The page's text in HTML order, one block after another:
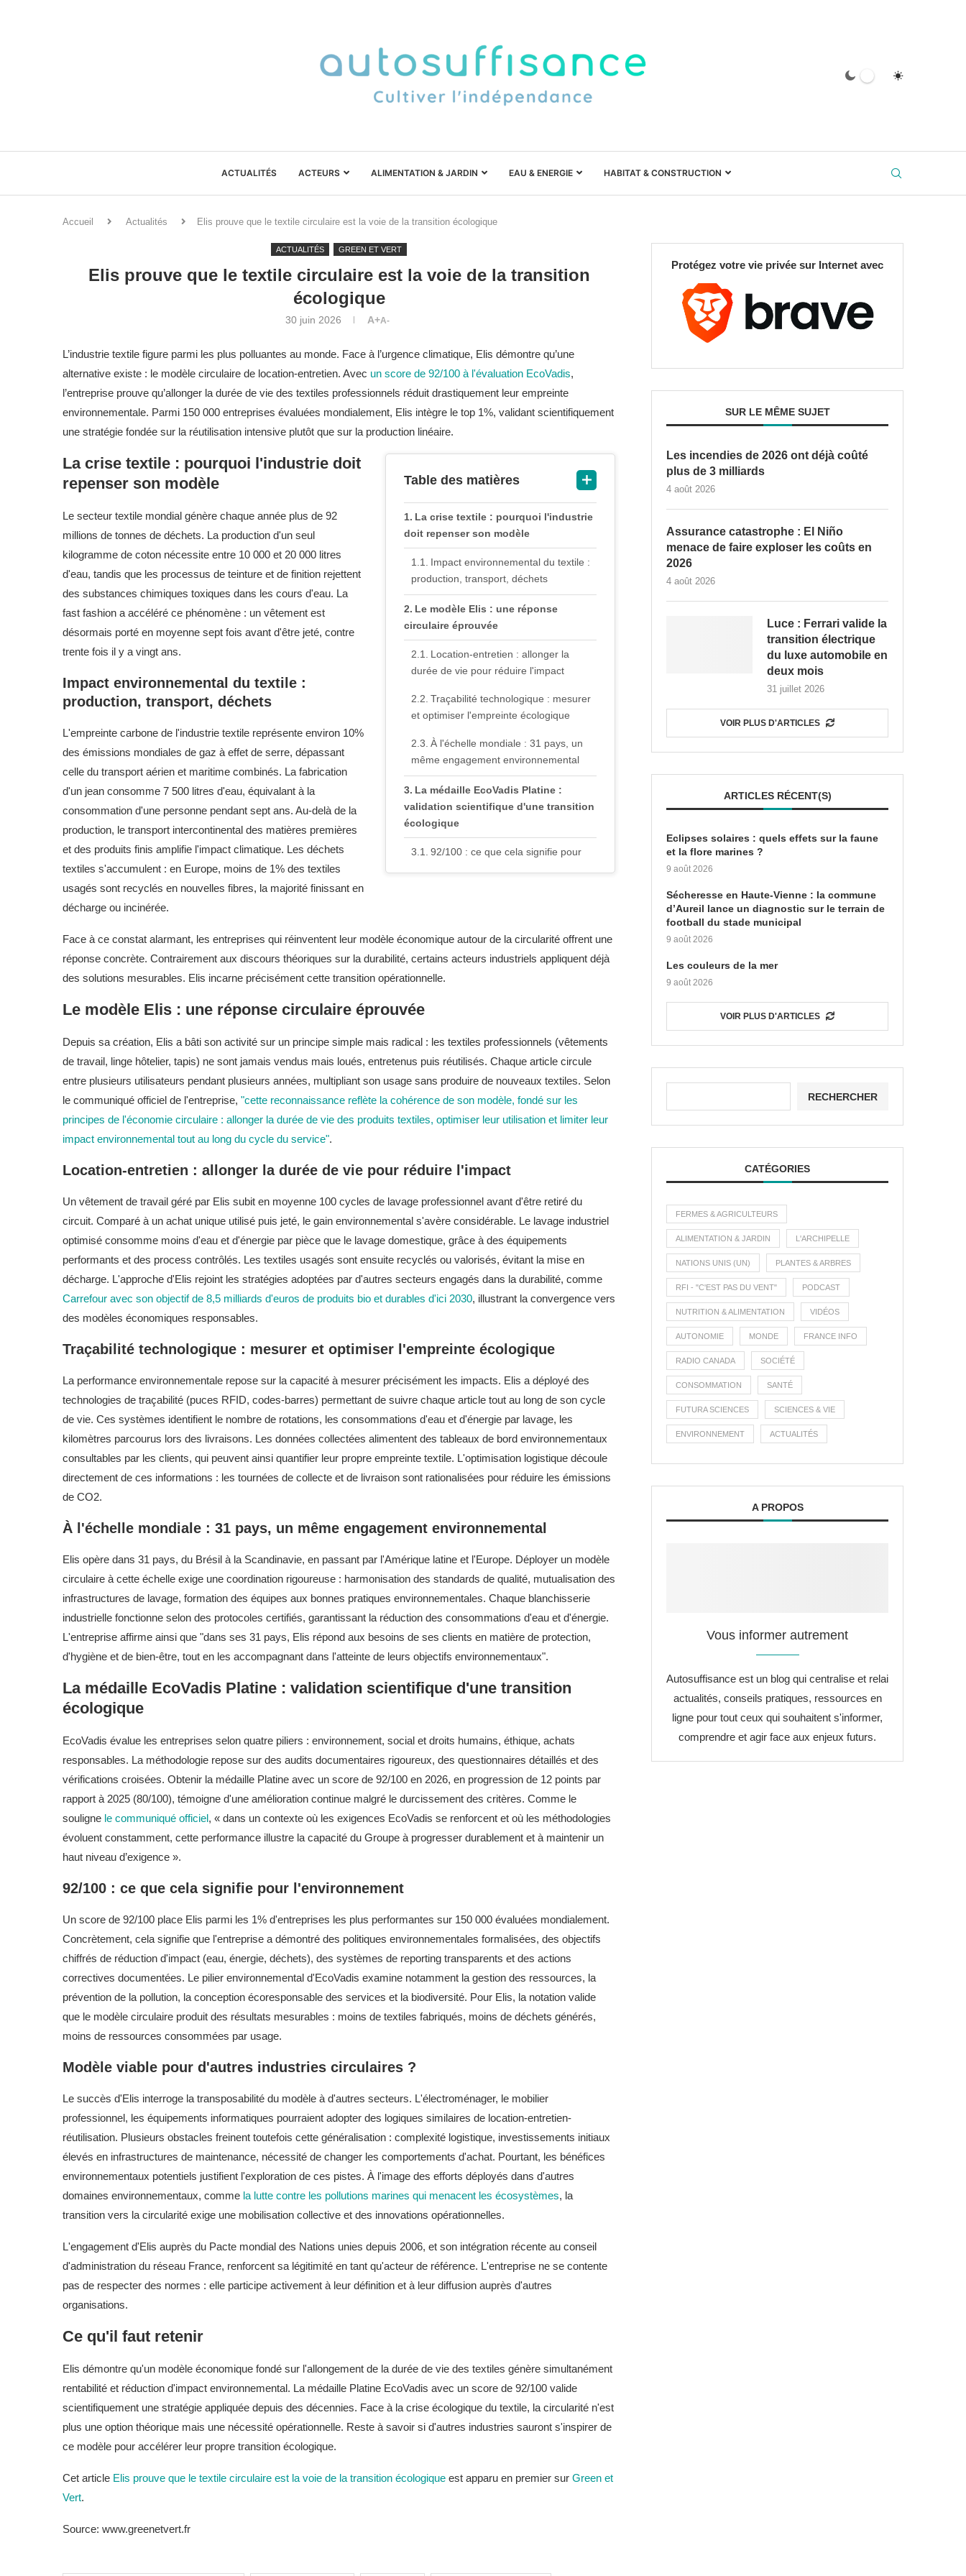
ACTUALITÉS ACTEURS ALIMENTATION & JARDIN EAU & ENERGIE HABITAT & CONSTRUCTION
Accueil Actualités Elis prouve que le textile circulaire est la voie de la transition écologique
ACTUALITÉS GREEN ET VERT
Elis prouve que le textile circulaire est la voie de la transition
écologique
30 juin 2026 A+A-
L’industrie textile figure parmi les plus polluantes au monde. Face à l’urgence climatique, Elis démontre qu’une
alternative existe : le modèle circulaire de location-entretien. Avec un score de 92/100 à l'évaluation EcoVadis,
l’entreprise prouve qu’allonger la durée de vie des textiles professionnels réduit drastiquement leur empreinte
environnementale. Parmi 150 000 entreprises évaluées mondialement, Elis intègre le top 1%, validant scientifiquement
une stratégie fondée sur la réutilisation intensive plutôt que sur la production linéaire.
Table des matières
La crise textile : pourquoi l'industrie
doit repenser son modèle
Impact environnemental du textile :
production, transport, déchets
Le modèle Elis : une réponse
circulaire éprouvée
Location-entretien : allonger la
durée de vie pour réduire l'impact
Traçabilité technologique : mesurer
et optimiser l'empreinte écologique
À l'échelle mondiale : 31 pays, un
même engagement environnemental
La médaille EcoVadis Platine :
validation scientifique d'une transition
écologique
92/100 : ce que cela signifie pour
Ce qu'il faut retenir
La crise textile : pourquoi l'industrie doit
repenser son modèle
Le secteur textile mondial génère chaque année plus de 92
millions de tonnes de déchets. La production d'un seul
kilogramme de coton nécessite entre 10 000 et 20 000 litres
d'eau, tandis que les processus de teinture et de finition rejettent
des substances chimiques toxiques dans les cours d'eau. La
fast fashion a accéléré ce phénomène : un vêtement est
désormais porté en moyenne sept fois avant d'être jeté, contre
trente fois il y a vingt ans.
Impact environnemental du textile :
production, transport, déchets
L'empreinte carbone de l'industrie textile représente environ 10%
des émissions mondiales de gaz à effet de serre, dépassant
celle du transport aérien et maritime combinés. La fabrication
d'un jean consomme 7 500 litres d'eau, équivalant à la
consommation d'une personne pendant sept ans. Au-delà de la
production, le transport intercontinental des matières premières
et des produits finis amplifie l'impact climatique. Les déchets
textiles s'accumulent : en Europe, moins de 1% des textiles
usagés sont recyclés en nouvelles fibres, la majorité finissant en
décharge ou incinérée.
Face à ce constat alarmant, les entreprises qui réinventent leur modèle économique autour de la circularité offrent une
réponse concrète. Contrairement aux discours théoriques sur la durabilité, certains acteurs industriels appliquent déjà
des solutions mesurables. Elis incarne précisément cette transition opérationnelle.
Le modèle Elis : une réponse circulaire éprouvée
Depuis sa création, Elis a bâti son activité sur un principe simple mais radical : les textiles professionnels (vêtements
de travail, linge hôtelier, tapis) ne sont jamais vendus mais loués, entretenus puis réutilisés. Chaque article circule
entre plusieurs utilisateurs pendant plusieurs années, multipliant son usage sans produire de nouveaux textiles. Selon
le communiqué officiel de l'entreprise, "cette reconnaissance reflète la cohérence de son modèle, fondé sur les
principes de l'économie circulaire : allonger la durée de vie des produits textiles, optimiser leur utilisation et limiter leur
impact environnemental tout au long du cycle du service".
Location-entretien : allonger la durée de vie pour réduire l'impact
Un vêtement de travail géré par Elis subit en moyenne 100 cycles de lavage professionnel avant d'être retiré du
circuit. Comparé à un achat unique utilisé puis jeté, le gain environnemental s'avère considérable. Le lavage industriel
optimisé consomme moins d'eau et d'énergie par pièce que le lavage domestique, grâce à des équipements
performants et des process contrôlés. Les textiles usagés sont ensuite recyclés ou valorisés, évitant la mise en
décharge. L'approche d'Elis rejoint les stratégies adoptées par d'autres secteurs engagés dans la durabilité, comme
Carrefour avec son objectif de 8,5 milliards d'euros de produits bio et durables d'ici 2030, illustrant la convergence vers
des modèles économiques responsables.
Traçabilité technologique : mesurer et optimiser l'empreinte écologique
La performance environnementale repose sur la capacité à mesurer précisément les impacts. Elis a déployé des
technologies de traçabilité (puces RFID, codes-barres) permettant de suivre chaque article tout au long de son cycle
de vie. Ces systèmes identifient le nombre de rotations, les consommations d'eau et d'énergie par lavage, les
kilomètres parcourus lors des livraisons. Les données collectées alimentent des tableaux de bord environnementaux
consultables par les clients, qui peuvent ainsi quantifier leur propre empreinte textile. L'optimisation logistique découle
directement de ces informations : les tournées de collecte et de livraison sont rationalisées pour réduire les émissions
de CO2.
À l'échelle mondiale : 31 pays, un même engagement environnemental
Elis opère dans 31 pays, du Brésil à la Scandinavie, en passant par l'Amérique latine et l'Europe. Déployer un modèle
circulaire à cette échelle exige une coordination rigoureuse : harmonisation des standards de qualité, mutualisation des
infrastructures de lavage, formation des équipes aux bonnes pratiques environnementales. Chaque blanchisserie
industrielle fonctionne selon des protocoles certifiés, garantissant la réduction des consommations d'eau et d'énergie.
L'entreprise affirme ainsi que "dans ses 31 pays, Elis répond aux besoins de ses clients en matière de protection,
d'hygiène et de bien-être, tout en les accompagnant dans l'atteinte de leurs objectifs environnementaux".
La médaille EcoVadis Platine : validation scientifique d'une transition
écologique
EcoVadis évalue les entreprises selon quatre piliers : environnement, social et droits humains, éthique, achats
responsables. La méthodologie repose sur des audits documentaires rigoureux, des questionnaires détaillés et des
vérifications croisées. Obtenir la médaille Platine avec un score de 92/100 en 2026, en progression de 12 points par
rapport à 2025 (80/100), témoigne d'une amélioration continue malgré le durcissement des critères. Comme le
souligne le communiqué officiel, « dans un contexte où les exigences EcoVadis se renforcent et où les méthodologies
évoluent constamment, cette performance illustre la capacité du Groupe à progresser durablement et à maintenir un
haut niveau d’exigence ».
92/100 : ce que cela signifie pour l'environnement
Un score de 92/100 place Elis parmi les 1% d'entreprises les plus performantes sur 150 000 évaluées mondialement.
Concrètement, cela signifie que l'entreprise a démontré des politiques environnementales formalisées, des objectifs
chiffrés de réduction d'impact (eau, énergie, déchets), des systèmes de reporting transparents et des actions
correctives documentées. Le pilier environnemental d'EcoVadis examine notamment la gestion des ressources, la
prévention de la pollution, la conception écoresponsable des services et la biodiversité. Pour Elis, la notation valide
que le modèle circulaire produit des résultats mesurables : moins de textiles fabriqués, moins de déchets générés,
moins de ressources consommées par usage.
Modèle viable pour d'autres industries circulaires ?
Le succès d'Elis interroge la transposabilité du modèle à d'autres secteurs. L'électroménager, le mobilier
professionnel, les équipements informatiques pourraient adopter des logiques similaires de location-entretien-
réutilisation. Plusieurs obstacles freinent toutefois cette généralisation : complexité logistique, investissements initiaux
élevés en infrastructures de maintenance, nécessité de changer les comportements d'achat. Pourtant, les bénéfices
environnementaux potentiels justifient l'exploration de ces pistes. À l'image des efforts déployés dans d'autres
domaines environnementaux, comme la lutte contre les pollutions marines qui menacent les écosystèmes, la
transition vers la circularité exige une mobilisation collective et des innovations opérationnelles.
L'engagement d'Elis auprès du Pacte mondial des Nations unies depuis 2006, et son intégration récente au conseil
d'administration du réseau France, renforcent sa légitimité en tant qu'acteur de référence. L'entreprise ne se contente
pas de respecter des normes : elle participe activement à leur définition et à leur diffusion auprès d'autres
organisations.
Ce qu'il faut retenir
Elis démontre qu'un modèle économique fondé sur l'allongement de la durée de vie des textiles génère simultanément
rentabilité et réduction d'impact environnemental. La médaille Platine EcoVadis avec un score de 92/100 valide
scientifiquement une stratégie appliquée depuis des décennies. Face à la crise écologique du textile, la circularité n'est
plus une option théorique mais une nécessité opérationnelle. Reste à savoir si d'autres industries sauront s'inspirer de
ce modèle pour accélérer leur propre transition écologique.
Cet article Elis prouve que le textile circulaire est la voie de la transition écologique est apparu en premier sur Green et
Vert.
Source: www.greenetvert.fr
Protégez votre vie privée sur Internet avec
SUR LE MÊME SUJET
Les incendies de 2026 ont déjà coûté
plus de 3 milliards
4 août 2026
Assurance catastrophe : El Niño
menace de faire exploser les coûts en
2026
4 août 2026
Luce : Ferrari valide la
transition électrique
du luxe automobile en
deux mois
31 juillet 2026
VOIR PLUS D'ARTICLES
ARTICLES RÉCENT(S)
Eclipses solaires : quels effets sur la faune
et la flore marines ?
9 août 2026
Sécheresse en Haute-Vienne : la commune
d’Aureil lance un diagnostic sur le terrain de
football du stade municipal
9 août 2026
Les couleurs de la mer
9 août 2026
VOIR PLUS D'ARTICLES
RECHERCHER
CATÉGORIES
FERMES & AGRICULTEURS
ALIMENTATION & JARDIN L'ARCHIPELLE
NATIONS UNIS (UN) PLANTES & ARBRES
RFI - "C'EST PAS DU VENT" PODCAST
NUTRITION & ALIMENTATION VIDÉOS
AUTONOMIE MONDE FRANCE INFO
RADIO CANADA SOCIÉTÉ
CONSOMMATION SANTÉ
FUTURA SCIENCES SCIENCES & VIE
ENVIRONNEMENT ACTUALITÉS
A PROPOS
Vous informer autrement
Autosuffisance est un blog qui centralise et relai
actualités, conseils pratiques, ressources en
ligne pour tout ceux qui souhaitent s'informer,
comprendre et agir face aux enjeux futurs.